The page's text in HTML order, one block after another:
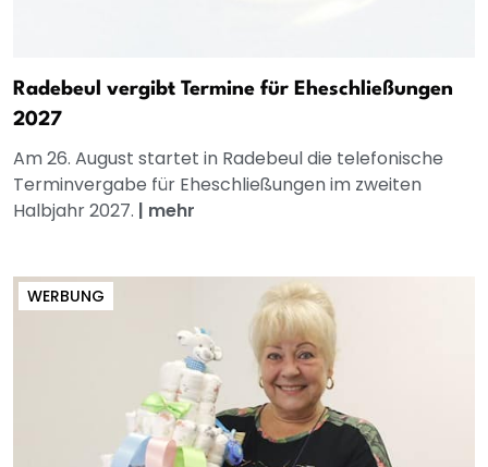
Radebeul vergibt Termine für Eheschließungen
2027
Am 26. August startet in Radebeul die telefonische
Terminvergabe für Eheschließungen im zweiten
Halbjahr 2027. | mehr
WERBUNG